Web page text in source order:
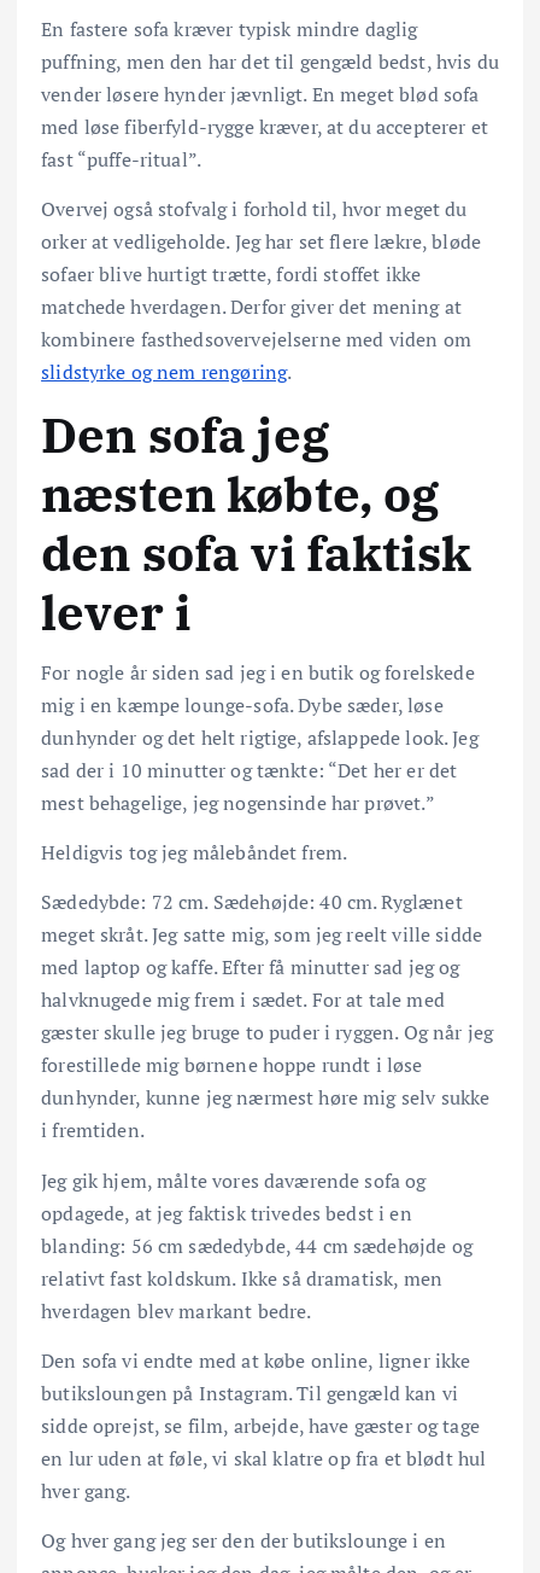
En fastere sofa kræver typisk mindre daglig
puffning, men den har det til gengæld bedst, hvis du
vender løsere hynder jævnligt. En meget blød sofa
med løse fiberfyld-rygge kræver, at du accepterer et
fast “puffe-ritual”.
Overvej også stofvalg i forhold til, hvor meget du
orker at vedligeholde. Jeg har set flere lækre, bløde
sofaer blive hurtigt trætte, fordi stoffet ikke
matchede hverdagen. Derfor giver det mening at
kombinere fasthedsovervejelserne med viden om
slidstyrke og nem rengøring.
Den sofa jeg
næsten købte, og
den sofa vi faktisk
lever i
For nogle år siden sad jeg i en butik og forelskede
mig i en kæmpe lounge-sofa. Dybe sæder, løse
dunhynder og det helt rigtige, afslappede look. Jeg
sad der i 10 minutter og tænkte: “Det her er det
mest behagelige, jeg nogensinde har prøvet.”
Heldigvis tog jeg målebåndet frem.
Sædedybde: 72 cm. Sædehøjde: 40 cm. Ryglænet
meget skråt. Jeg satte mig, som jeg reelt ville sidde
med laptop og kaffe. Efter få minutter sad jeg og
halvknugede mig frem i sædet. For at tale med
gæster skulle jeg bruge to puder i ryggen. Og når jeg
forestillede mig børnene hoppe rundt i løse
dunhynder, kunne jeg nærmest høre mig selv sukke
i fremtiden.
Jeg gik hjem, målte vores daværende sofa og
opdagede, at jeg faktisk trivedes bedst i en
blanding: 56 cm sædedybde, 44 cm sædehøjde og
relativt fast koldskum. Ikke så dramatisk, men
hverdagen blev markant bedre.
Den sofa vi endte med at købe online, ligner ikke
butiksloungen på Instagram. Til gengæld kan vi
sidde oprejst, se film, arbejde, have gæster og tage
en lur uden at føle, vi skal klatre op fra et blødt hul
hver gang.
Og hver gang jeg ser den der butikslounge i en